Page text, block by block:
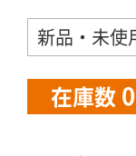
新品・未使
在庫数 0